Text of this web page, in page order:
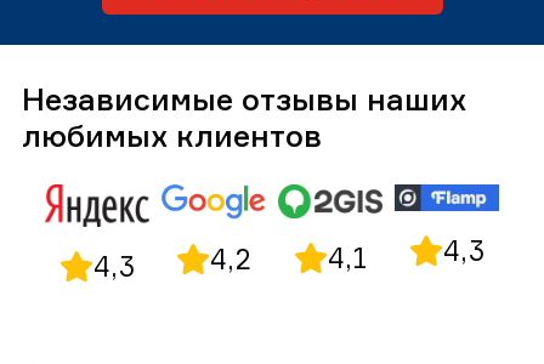
Независимые отзывы наших
любимых клиентов
4,3 4,2 4,1 4,3